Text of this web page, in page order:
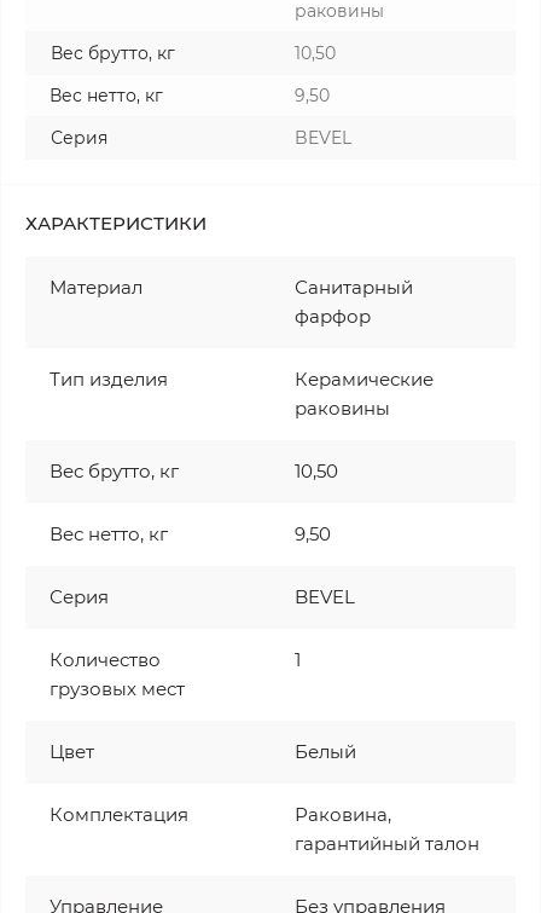
раковины
Вес брутто, кг
10,50
Вес нетто, кг
9,50
Серия
BEVEL
ХАРАКТЕРИСТИКИ
Материал
Санитарный
фарфор
Тип изделия
Керамические
раковины
Вес брутто, кг 10,50
Вес нетто, кг 9,50
Серия BEVEL
Количество
грузовых мест
1
Цвет Белый
Комплектация
Раковина,
гарантийный талон
Управление Без управления